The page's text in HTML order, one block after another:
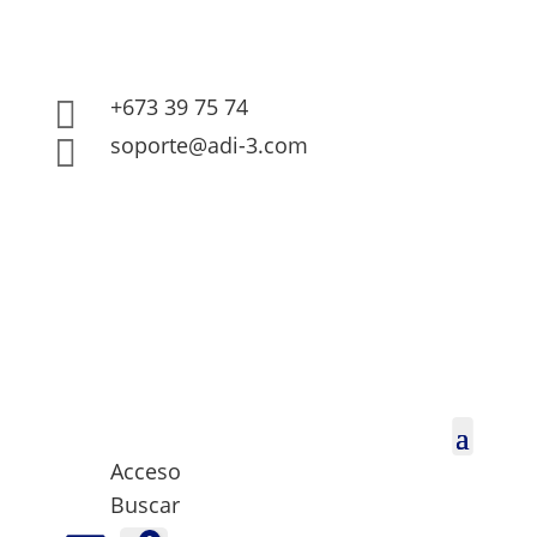
 +673 39 75 74
 soporte@adi-3.com
Acceso
Buscar